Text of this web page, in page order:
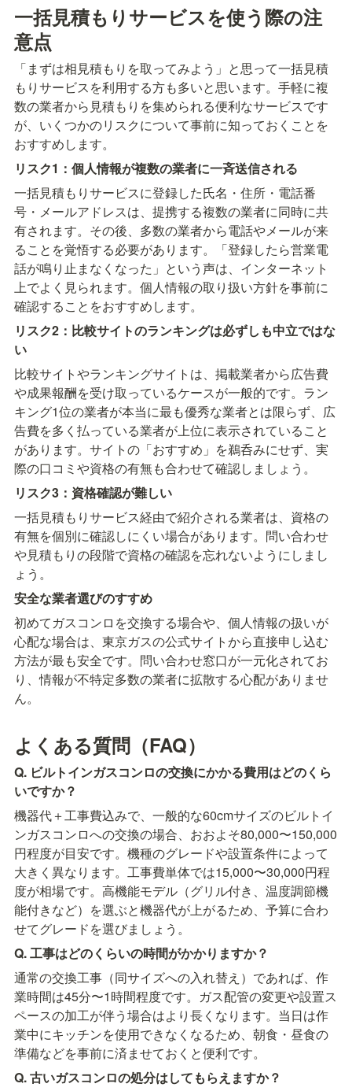
一括見積もりサービスを使う際の注
意点
「まずは相見積もりを取ってみよう」と思って一括見積
もりサービスを利用する方も多いと思います。手軽に複
数の業者から見積もりを集められる便利なサービスです
が、いくつかのリスクについて事前に知っておくことを
おすすめします。
リスク1：個人情報が複数の業者に一斉送信される
一括見積もりサービスに登録した氏名・住所・電話番
号・メールアドレスは、提携する複数の業者に同時に共
有されます。その後、多数の業者から電話やメールが来
ることを覚悟する必要があります。「登録したら営業電
話が鳴り止まなくなった」という声は、インターネット
上でよく見られます。個人情報の取り扱い方針を事前に
確認することをおすすめします。
リスク2：比較サイトのランキングは必ずしも中立ではな
い
比較サイトやランキングサイトは、掲載業者から広告費
や成果報酬を受け取っているケースが一般的です。ラン
キング1位の業者が本当に最も優秀な業者とは限らず、広
告費を多く払っている業者が上位に表示されていること
があります。サイトの「おすすめ」を鵜呑みにせず、実
際の口コミや資格の有無も合わせて確認しましょう。
リスク3：資格確認が難しい
一括見積もりサービス経由で紹介される業者は、資格の
有無を個別に確認しにくい場合があります。問い合わせ
や見積もりの段階で資格の確認を忘れないようにしまし
ょう。
安全な業者選びのすすめ
初めてガスコンロを交換する場合や、個人情報の扱いが
心配な場合は、東京ガスの公式サイトから直接申し込む
方法が最も安全です。問い合わせ窓口が一元化されてお
り、情報が不特定多数の業者に拡散する心配がありませ
ん。
よくある質問（FAQ）
Q. ビルトインガスコンロの交換にかかる費用はどのくら
いですか？
機器代＋工事費込みで、一般的な60cmサイズのビルトイ
ンガスコンロへの交換の場合、おおよそ80,000〜150,000
円程度が目安です。機種のグレードや設置条件によって
大きく異なります。工事費単体では15,000〜30,000円程
度が相場です。高機能モデル（グリル付き、温度調節機
能付きなど）を選ぶと機器代が上がるため、予算に合わ
せてグレードを選びましょう。
Q. 工事はどのくらいの時間がかかりますか？
通常の交換工事（同サイズへの入れ替え）であれば、作
業時間は45分〜1時間程度です。ガス配管の変更や設置ス
ペースの加工が伴う場合はより長くなります。当日は作
業中にキッチンを使用できなくなるため、朝食・昼食の
準備などを事前に済ませておくと便利です。
Q. 古いガスコンロの処分はしてもらえますか？